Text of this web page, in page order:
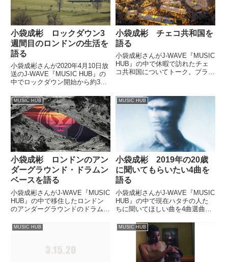
小袋成彬 ロックダウン3
週間目のロンドンの生活を
語る
小袋成彬さんが2020年4月10日放
送のJ-WAVE『MUSIC HUB』の
中でロックダウン開始から約3週
介していました。（小袋成彬）皆
さん、家でお過ごしでしょう
か？ この収録は先週の日曜日、
5日に行っているの...
小袋成彬 チェコ共和国を
語る
小袋成彬さんがJ-WAVE『MUSIC
HUB』の中で休暇で訪れたチェ
コ共和国についてトーク。プラハ
ていました。（小袋成彬）本日の
テーマはですね、チェコでござい
ます。チェコ共和国で...
MUSIC HUB
小袋成彬 ロンドンのアン
ダーグラウンド・ドラムン
ベースを語る
小袋成彬さんがJ-WAVE『MUSIC
HUB』の中で移住したロンドン
のアンダーグラウンドのドラムン
した。（小袋成彬）ロンドンに来
てから約3週間強が過ぎまして、
ど。先週は部屋で収録...
MUSIC HUB
小袋成彬 2019年の20歳
に聞いてもらいたい4曲を
語る
小袋成彬さんがJ-WAVE『MUSIC
HUB』の中で現在ハタチの人た
ちに聞いてほしい曲を4曲選曲
彬）J-WAVE『MUSIC HUB』、
ナビゲーターの小袋成彬です。こ
の番組は音楽を軸、ハブにしなが
らその音楽が...
MUSIC HUB MUSIC HUB